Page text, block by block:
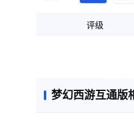
评级
梦幻西游互通版